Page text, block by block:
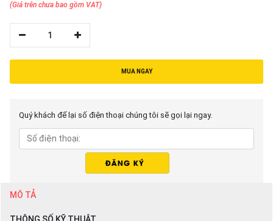
(Giá trên chưa bao gồm VAT)
1
MUA NGAY
Quý khách để lại số điện thoại chúng tôi sẽ gọi lại ngay.
MÔ TẢ